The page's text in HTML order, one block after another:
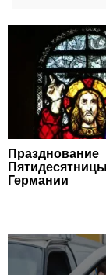
Празднование
Германии